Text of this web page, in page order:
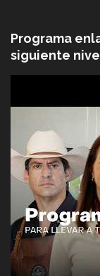
Programa
siguiente